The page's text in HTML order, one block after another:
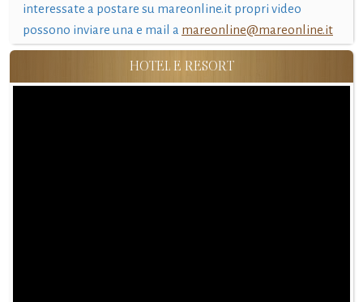
interessate a postare su mareonline.it propri video
possono inviare una e mail a mareonline@mareonline.it
HOTEL E RESORT